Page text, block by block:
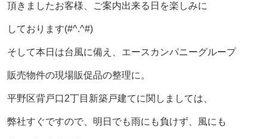
頂きましたお客様、ご案内出来る日を楽しみに
しております(#^.^#)
そして本日は台風に備え、エースカンパニーグループ
販売物件の現場販促品の整理に。
平野区背戸口2丁目新築戸建てに関しましては、
弊社すぐですので、明日でも雨にも負けず、風にも